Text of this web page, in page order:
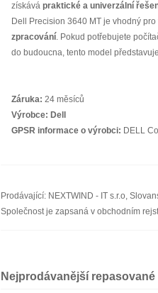
získává praktické a univerzální
Dell Precision 3640 MT je vhodný
zpracování. Pokud potřebujete
do budoucna, tento model
Záruka: 24 měsíců
Výrobce: Dell
GPSR informace o výrobci: DELL
Prodávající: NEXTWIND - IT s.r.o,
Společnost je zapsaná v obchodním
Nejprodávanější